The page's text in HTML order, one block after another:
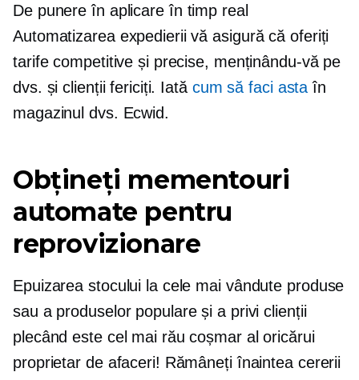
De punere în aplicareîn timp real
Automatizarea expedierii vă asigură că oferiți
tarife competitive și precise, menținându-vă pe
dvs. și clienții fericiți. Iată cum să faci asta în
magazinul dvs. Ecwid.
Obțineți mementouri
automate pentru
reprovizionare
Epuizarea stocului la cele mai vândute produse
sau a produselor populare și a privi clienții
plecând este cel mai rău coșmar al oricărui
proprietar de afaceri! Rămâneți înaintea cererii